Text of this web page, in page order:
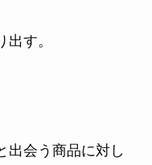
す。
出会う商品に対し